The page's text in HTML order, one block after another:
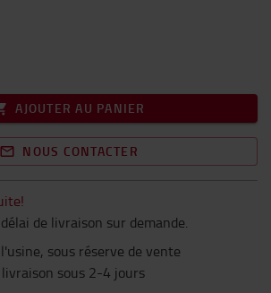
AJOUTER AU PANIER
NOUS CONTACTER
de livraison sur demande.
sous réserve de vente
sous 2-4 jours